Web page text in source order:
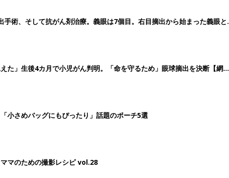
手術、そして抗がん剤治療。義眼は7個目。右目摘出から始まった義眼と
えた」生後4カ月で小児がん判明。「命を守るため」眼球摘出を決断【網膜
小さめバッグにもぴったり」話題のポーチ5選
マのための撮影レシピ vol.28